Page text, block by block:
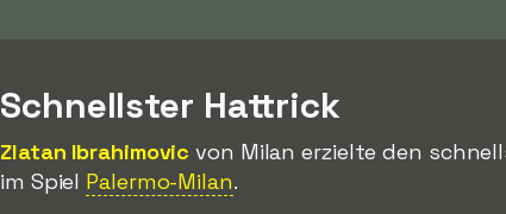
Schnellster Hattrick
Zlatan Ibrahimovic von Milan erzielte den
im Spiel Palermo-Milan.